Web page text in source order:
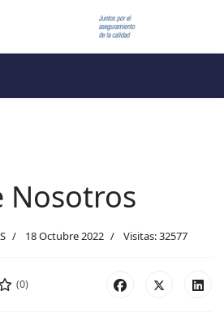
Nosotros
18 Octubre 2022 Visitas: 32577
(0)